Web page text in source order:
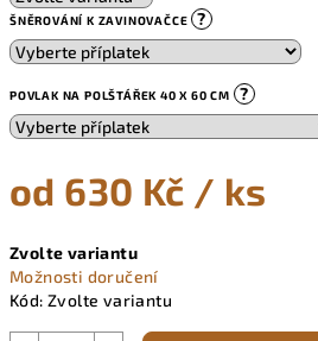
ŠNĚROVÁNÍ K ZAVINOVAČCE ?
POVLAK NA POLŠTÁŘEK 40 X 60 CM ?
od 630 Kč / ks
cena:
Zvolte variantu
Možnosti doručení
Kód: Zvolte variantu